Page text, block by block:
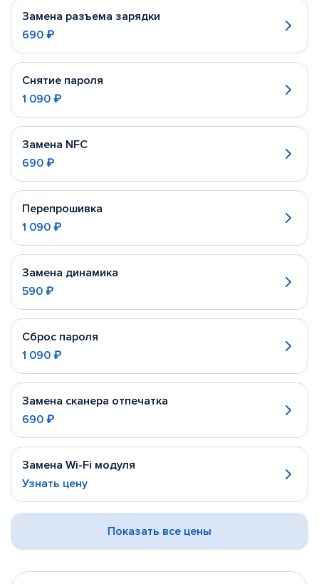
Замена разъема зарядки
690 ₽
Снятие пароля
1 090 ₽
Замена NFC
690 ₽
Перепрошивка
1 090 ₽
Замена динамика
590 ₽
Сброс пароля
1 090 ₽
Замена сканера отпечатка
690 ₽
Замена Wi-Fi модуля
Узнать цену
Показать все цены